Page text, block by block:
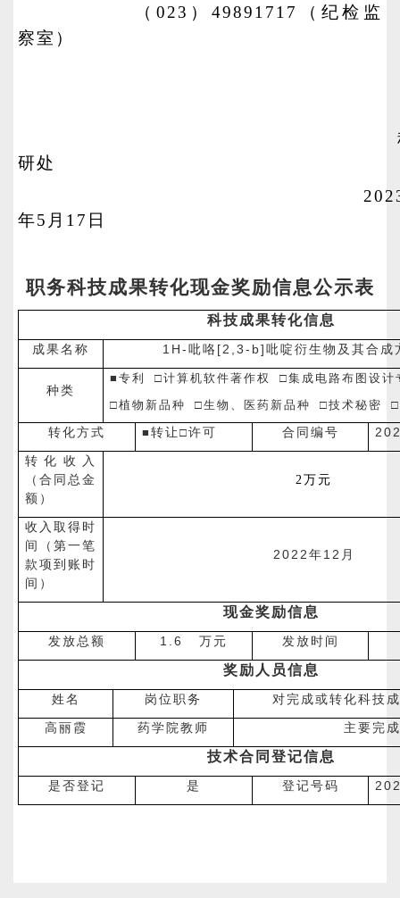
（023）49891717（纪检监
察室）
研处
年5月17日
职务科技成果转化现金奖励信息公示表
科技成果转化信息
成果名称 1H- 吡咯 [2,3-b] 吡啶衍生物及其合成
种类
■ 专利 □计算机软件著作权 □集成电路布图设计
□植物新品种 □生物、医药新品种 □技术秘密
转化方式 ■ 转让 □许可 合同编号
转化收入
（合同总金
额）
2万元
收入取得时
间（第一笔
款项到账时
间）
2022 年 12 月
现金奖励信息
发放总额 1.6 万元 发放时间
奖励人员信息
姓名 岗位职务 对完成或转化科技
高丽霞 药学院教师 主要完
技术合同登记信息
是否登记 是 登记号码